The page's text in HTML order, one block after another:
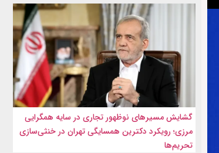
گشایش مسیرهای نوظهور تجاری در سایه همگرایی
مرزی؛ رویکرد دکترین همسایگی تهران در خنثی‌سازی
تحریم‌ها